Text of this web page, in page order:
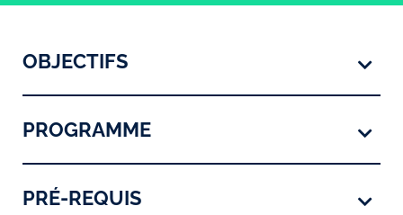
OBJECTIFS
PROGRAMME
PRÉ-REQUIS